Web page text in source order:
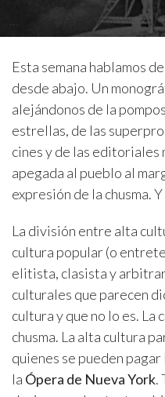
Esta semana hablamos
desde abajo. Un
alejándonos de la
estrellas, de las
cines y de las editoriales
apegada al pueblo al
expresión de la chusma.
La división entre alta
cultura popular (o
elitista, clasista y
culturales que parecen
cultura y que no lo es. La
chusma. La alta cultura
quienes se pueden pagar
la Ópera de Nueva York.